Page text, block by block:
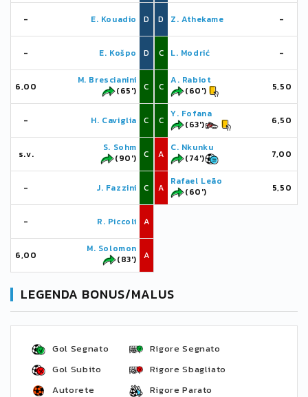
- E. Kouadio D
- E. Košpo D
6,00
M. Brescianini
(65')
C
- H. Caviglia C
s.v.
S. Sohm
(90')
C
- J. Fazzini C
- R. Piccoli A
6,00
M. Solomon
(83')
A
D Z. Athekame -
C L. Modrić -
C
A. Rabiot
(60')
5,50
C
Y. Fofana
(63')
6,50
A
C. Nkunku
(74')
7,00
A
Rafael Leão
(60')
5,50
LEGENDA BONUS/MALUS
Gol Segnato
Gol Subito
Autorete
Rigore Segnato
Rigore Sbagliato
Rigore Parato